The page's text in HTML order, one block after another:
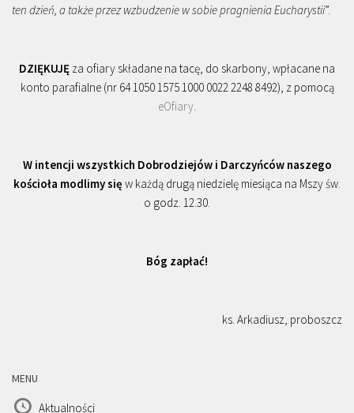
ten dzień, a także przez wzbudzenie w sobie pragnienia Eucharystii”.
DZIĘKUJĘ za ofiary składane na tacę, do skarbony, wpłacane na
konto parafialne (nr 64 1050 1575 1000 0022 2248 8492), z pomocą
eOfiary.
W intencji wszystkich Dobrodziejów i Darczyńców naszego
kościoła modlimy się w każdą drugą niedzielę miesiąca na Mszy św.
o godz. 12.30.
Bóg zapłać!
ks. Arkadiusz, proboszcz
MENU
Aktualności